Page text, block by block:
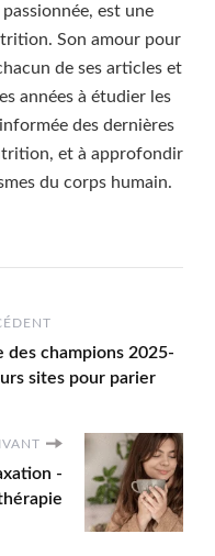
est une
Son amour pour
de ses articles et
années à étudier les
des dernières
et à approfondir
du corps humain.
des champions 2025-
sites pour parier
-